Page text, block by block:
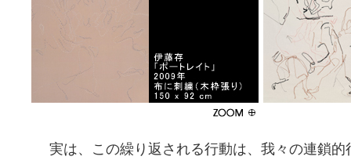
実は、この繰り返される行動は、我々の連鎖的